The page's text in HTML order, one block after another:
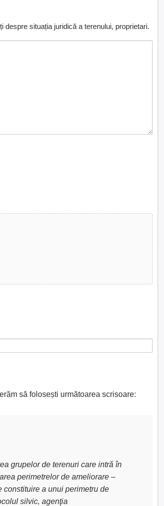
situația juridică a terenului, proprietari.
să folosești următoarea scrisoare:
grupelor de terenuri care intră în
perimetrelor de ameliorare –
constituire a unui perimetru de
silvic, agenţia